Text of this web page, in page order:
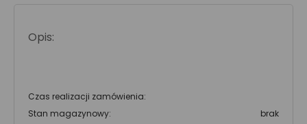
Opis:
Czas realizacji zamówienia:
Stan magazynowy:
brak